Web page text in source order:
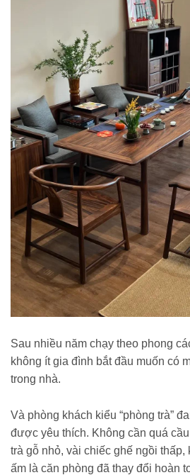
Sau nhiều năm chạy theo phong
không ít gia đình bắt đầu muốn có
trong nhà.
Và phòng khách kiểu “phòng trà”
được yêu thích. Không cần quá
trà gỗ nhỏ, vài chiếc ghế ngồi thấp,
ấm là căn phòng đã thay đổi hoàn